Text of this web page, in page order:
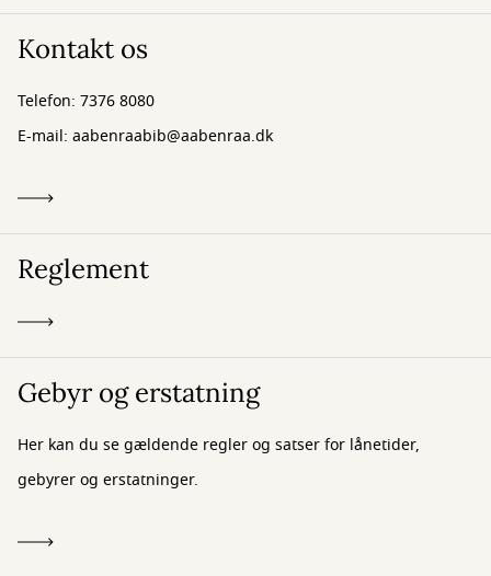
Kontakt os
Telefon: 7376 8080
E-mail: aabenraabib@aabenraa.dk
Reglement
Gebyr og erstatning
Her kan du se gældende regler og satser for lånetider,
gebyrer og erstatninger.